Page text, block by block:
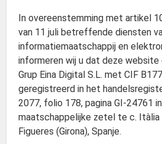
In overeenstemming met artikel
van 11 juli betreffende diensten
informatiemaatschappij en
informeren wij u dat deze website
Grup Eina Digital S.L. met CIF
geregistreerd in het
2077, folio 178, pagina GI-24761
maatschappelijke zetel te c. Itàlia
Figueres (Girona), Spanje.